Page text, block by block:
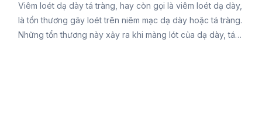
Viêm loét dạ dày tá tràng, hay còn gọi là viêm loét dạ dày,
là tổn thương gây loét trên niêm mạc dạ dày hoặc tá tràng.
Những tổn thương này xảy ra khi màng lót của dạ dày, tá